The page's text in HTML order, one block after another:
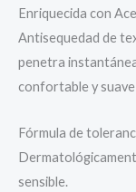
Enriquecida con
Antisequedad de
penetra
confortable y
Fórmula de
sensible.